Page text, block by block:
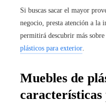
Si buscas sacar el mayor
negocio, presta atención a la
permitirá descubrir más sobre
plásticos para exterior
Muebles de